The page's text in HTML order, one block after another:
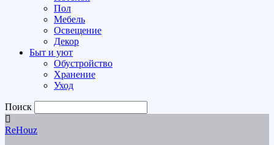
Пол
Мебель
Освещение
Декор
Быт и уют
Обустройство
Хранение
Уход
Поиск
ReHouz